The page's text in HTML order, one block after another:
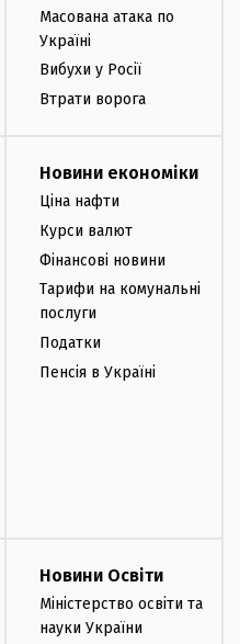
Масована атака по
Україні
Вибухи у Росії
Втрати ворога
Новини економіки
Ціна нафти
Курси валют
Фінансові новини
Тарифи на комунальні
послуги
Податки
Пенсія в Україні
Новини Освіти
Міністерство освіти та
науки України